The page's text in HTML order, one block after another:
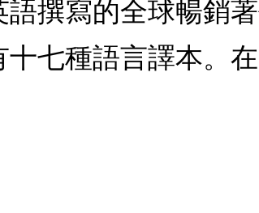
撰寫的全球暢銷
七種語言譯本。